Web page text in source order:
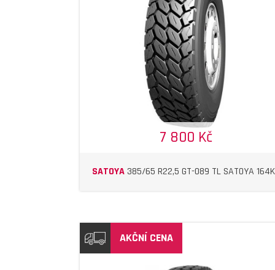
7 800 Kč
SATOYA385/65 R22,5 GT-089 TL SATOYA 164K
AKČNÍ CENA